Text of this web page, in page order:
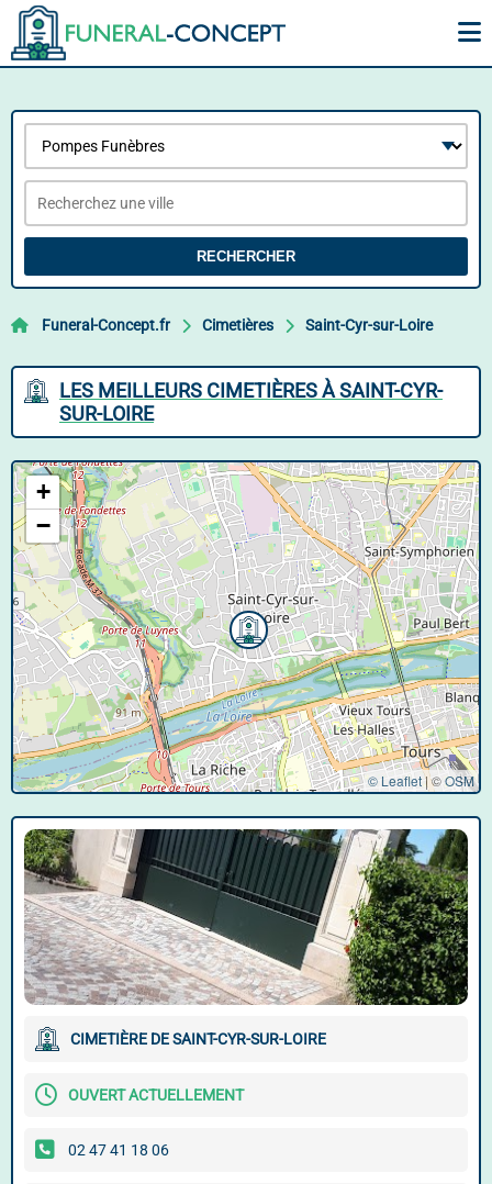
RECHERCHER
Funeral-Concept.fr Cimetières Saint-Cyr-sur-Loire
LES MEILLEURS CIMETIÈRES À SAINT-CYR-
SUR-LOIRE
+
−
© Leaflet|©OSM
CIMETIÈRE DE SAINT-CYR-SUR-LOIRE
OUVERT ACTUELLEMENT
02 47 41 18 06